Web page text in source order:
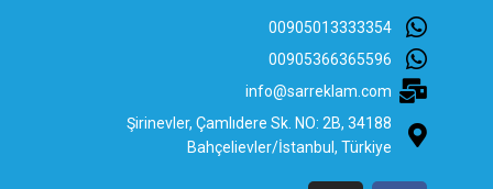
00905013333354
00905366365596
info@sarreklam.com
Şirinevler, Çamlıdere Sk. NO: 2B, 34188
Bahçelievler/İstanbul, Türkiye